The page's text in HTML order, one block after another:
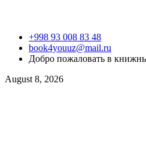
+998 93 008 83 48
book4youuz@mail.ru
Добро пожаловать в
August 8, 2026